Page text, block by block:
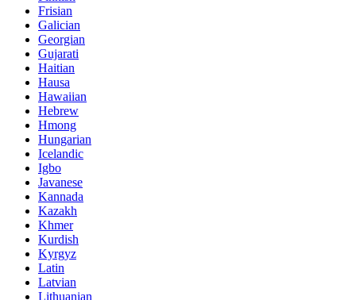
Frisian
Galician
Georgian
Gujarati
Haitian
Hausa
Hawaiian
Hebrew
Hmong
Hungarian
Icelandic
Igbo
Javanese
Kannada
Kazakh
Khmer
Kurdish
Kyrgyz
Latin
Latvian
Lithuanian